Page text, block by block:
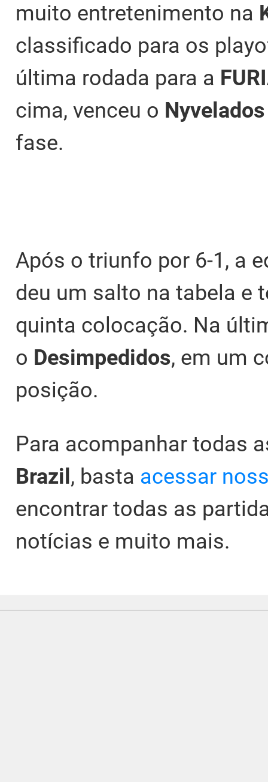
muito entretenimento na
classificado para os
última rodada para a
cima, venceu o
fase.
Após o triunfo por 6-1, a
deu um salto na tabela e
quinta colocação. Na
o Desimpedidos, em um
posição.
Para acompanhar todas
Brazil, basta acessar
encontrar todas as
notícias e muito mais.